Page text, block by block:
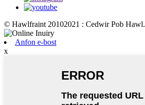
© Hawlfraint 20102021 : Cedwir Pob Hawl.
Anfon e-bost
x